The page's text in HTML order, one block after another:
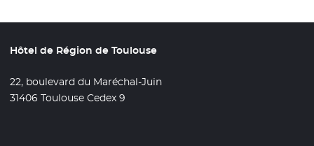
Hôtel de Région de Toulouse
22, boulevard du Maréchal-Juin
31406 Toulouse Cedex 9